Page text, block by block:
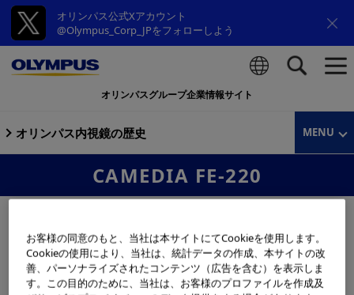
オリンパス公式Xアカウント
@Olympus_Corp_JPをフォローしよう
オリンパスグループ企業情報サイト
オリンパス内視鏡の歴史 MENU
CAMEDIA FE-220
お客様の同意のもと、当社は本サイトにてCookieを使用します。
Cookieの使用により、当社は、統計データの作成、本サイトの改
善、パーソナライズされたコンテンツ（広告を含む）を表示しま
す。この目的のために、当社は、お客様のプロファイルを作成及